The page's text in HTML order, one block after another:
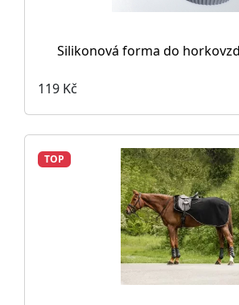
Silikonová forma do
119 Kč
TOP